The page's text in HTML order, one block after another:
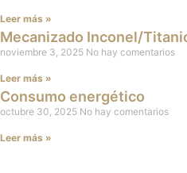
Leer más »
Mecanizado Inconel/
noviembre 3, 2025 No hay comentarios
Leer más »
Consumo energético
octubre 30, 2025 No hay comentarios
Leer más »